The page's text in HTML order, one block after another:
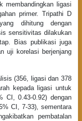
membandingkan ligasi
primer. Tripathi D
dihitung dengan
sensitivitas dilakukan
Bias publikasi juga
uji korelasi berjenjang
(356, ligasi dan 378
kepada ligasi untuk
CI, 0.43-0.92) dengan
CI, 7-33), sementara
pembatalan